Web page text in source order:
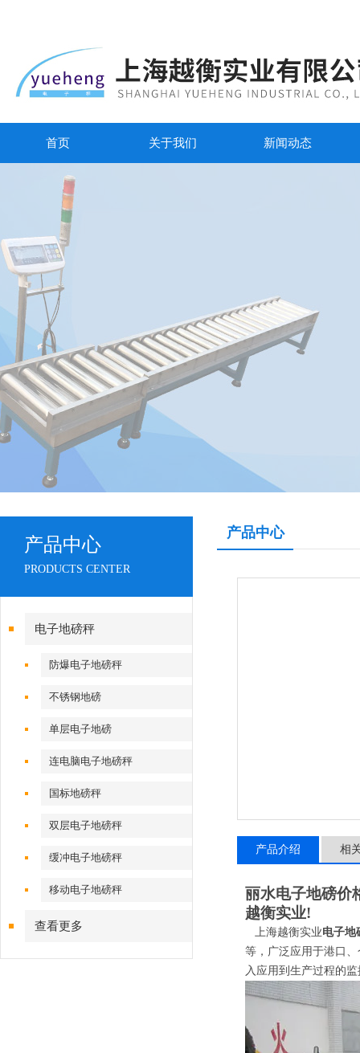
首页 关于我们 新闻动态
产品中心
PRODUCTS CENTER
电子地磅秤
防爆电子地磅秤
不锈钢地磅
单层电子地磅
连电脑电子地磅秤
国标地磅秤
双层电子地磅秤
缓冲电子地磅秤
移动电子地磅秤
查看更多
产品中心
产品介绍 相
丽水电子地磅价
越衡实业!
上海越衡实业电子地
等， 广泛应用于港口
入应用到生产过程的